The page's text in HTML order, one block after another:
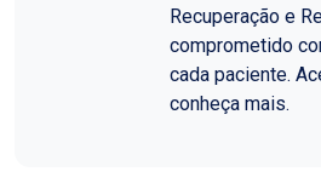
Recuperação e
comprometido
cada paciente.
conheça mais.